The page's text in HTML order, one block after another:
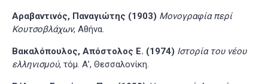
Αραβαντινός, Παναγιώτης (1903) Μονογραφία περί
Κουτσοβλάχων, Αθήνα.
Βακαλόπουλος, Απόστολος Ε. (1974) Ιστορία του νέου
ελληνισμού, τόμ. Α’, Θεσσαλονίκη.